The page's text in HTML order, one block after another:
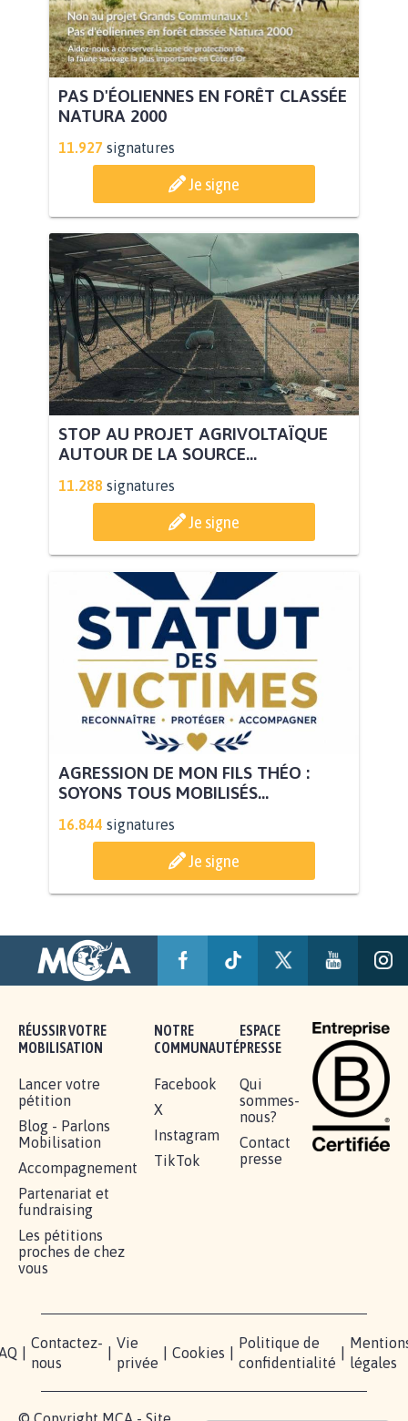
PAS D'ÉOLIENNES EN FORÊT CLASSÉE
NATURA 2000
11.927 signatures
Je signe
STOP AU PROJET AGRIVOLTAÏQUE
AUTOUR DE LA SOURCE...
11.288 signatures
Je signe
AGRESSION DE MON FILS THÉO :
SOYONS TOUS MOBILISÉS...
16.844 signatures
Je signe
RÉUSSIR VOTRE
MOBILISATION
Lancer votre
pétition
Blog - Parlons
Mobilisation
Accompagnement
Partenariat et
fundraising
Les pétitions
proches de chez
vous
NOTRE
COMMUNAUTÉ
Facebook
X
Instagram
TikTok
ESPACE
PRESSE
Qui
sommes-
nous?
Contact
presse
Contactez-
nous
Vie
privée
Cookies
Politique de
confidentialité
légales